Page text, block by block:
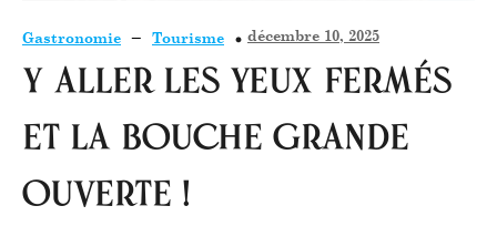
Gastronomie – Tourisme décembre 10, 2025
Y aller les yeux fermés
et la bouche grande
ouverte !